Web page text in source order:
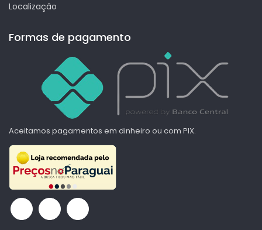
Localização
Formas de pagamento
Aceitamos pagamentos em dinheiro ou com PIX.